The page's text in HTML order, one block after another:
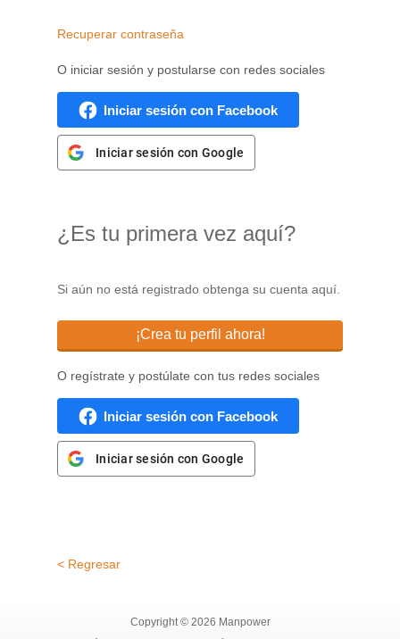
Recuperar contraseña
O iniciar sesión y postularse con redes sociales
Iniciar sesión con Facebook
Iniciar sesión con Google
¿Es tu primera vez aquí?
Si aún no está registrado obtenga su cuenta aquí.
¡Crea tu perfil ahora!
O regístrate y postúlate con tus redes sociales
Iniciar sesión con Facebook
Iniciar sesión con Google
< Regresar
Copyright © 2026 Manpower